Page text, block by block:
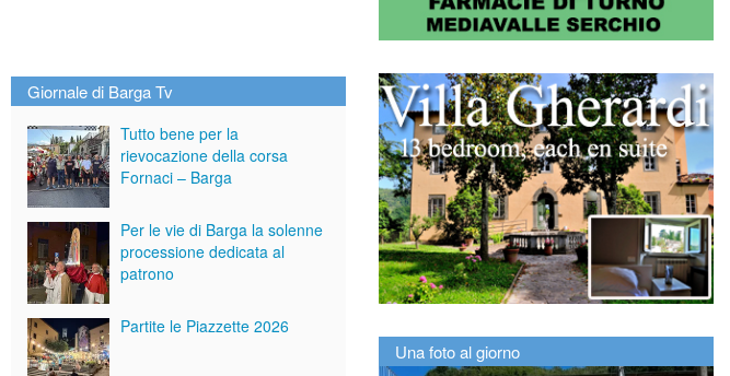
Giornale di Barga Tv
Tutto bene per la
rievocazione della corsa
Fornaci – Barga
Per le vie di Barga la solenne
processione dedicata al
patrono
Partite le Piazzette 2026
Una foto al giorno